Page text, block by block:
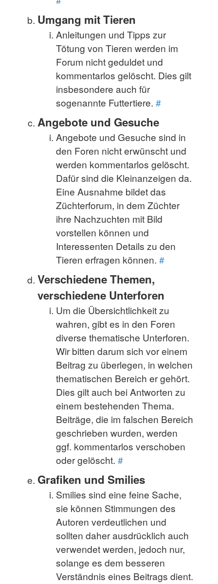
Umgang mit Tieren
Anleitungen und Tipps zur
Tötung von Tieren werden im
Forum nicht geduldet und
kommentarlos gelöscht. Dies gilt
insbesondere auch für
sogenannte Futtertiere.#
Angebote und Gesuche
Angebote und Gesuche sind in
den Foren nicht erwünscht und
werden kommentarlos gelöscht.
Dafür sind die Kleinanzeigen da.
Eine Ausnahme bildet das
Züchterforum, in dem Züchter
ihre Nachzuchten mit Bild
vorstellen können und
Interessenten Details zu den
Tieren erfragen können.#
Verschiedene Themen,
verschiedene Unterforen
Um die Übersichtlichkeit zu
wahren, gibt es in den Foren
diverse thematische Unterforen.
Wir bitten darum sich vor einem
Beitrag zu überlegen, in welchen
thematischen Bereich er gehört.
Dies gilt auch bei Antworten zu
einem bestehenden Thema.
Beiträge, die im falschen Bereich
geschrieben wurden, werden
ggf. kommentarlos verschoben
oder gelöscht.#
Grafiken und Smilies
Smilies sind eine feine Sache,
sie können Stimmungen des
Autoren verdeutlichen und
sollten daher ausdrücklich auch
verwendet werden, jedoch nur,
solange es dem besseren
Verständnis eines Beitrags dient.